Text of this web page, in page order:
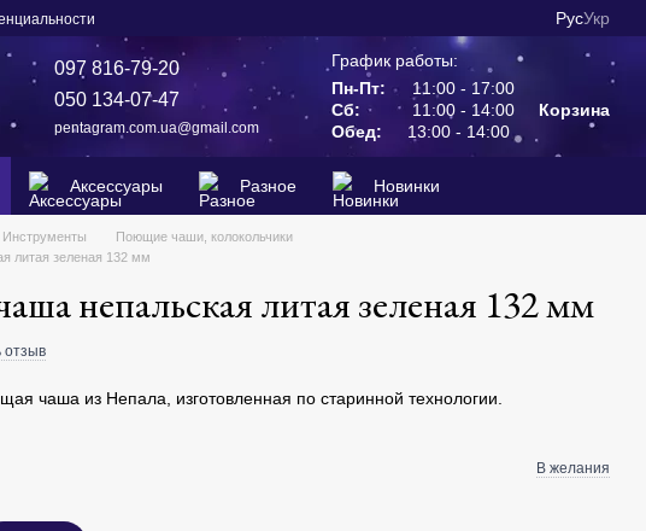
РусУкр
097 816-79-20
050 134-07-47
pentagram.com.ua@gmail.com
График работы:
Пн-Пт:
11:00 - 17:00
Сб:
11:00 - 14:00
Обед:
13:00 - 14:00
Корзина
Аксессуары Разное Новинки
Инструменты
Поющие чаши, колокольчики
литая зеленая 132 мм
непальская литая зеленая 132 мм
отзыв
чаша из Непала, изготовленная по старинной технологии.
В желания